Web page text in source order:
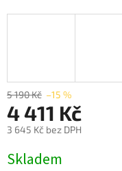
5 190 Kč –15 %
4 411 Kč
3 645 Kč bez DPH
cena:
Skladem